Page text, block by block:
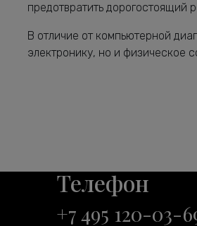
предотвратить дорогостоящий
В отличие от компьютерной
электронику, но и физическое
Телефон
+7 495 120-03-